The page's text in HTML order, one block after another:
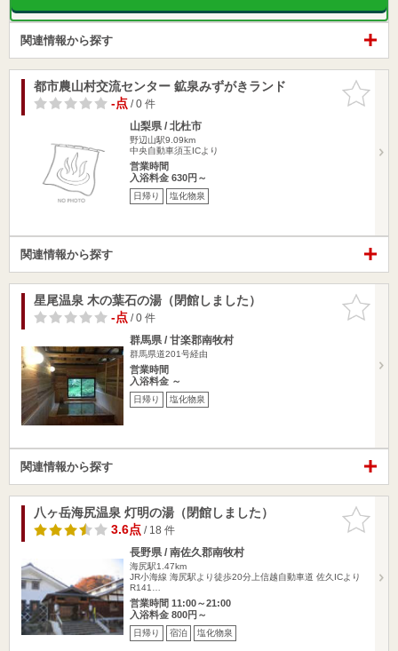
関連情報から探す
お気に入
りに追加
都市農山村交流センター 鉱泉みずがきランド
-点/ 0 件
山梨県 / 北杜市
野辺山駅9.09km
中央自動車須玉ICより
営業時間
入浴料金 630円～
日帰り 塩化物泉
関連情報から探す
お気に入
りに追加
星尾温泉 木の葉石の湯（閉館しました）
-点/ 0 件
群馬県 / 甘楽郡南牧村
群馬県道201号経由
営業時間
入浴料金 ～
日帰り 塩化物泉
関連情報から探す
お気に入
りに追加
八ヶ岳海尻温泉 灯明の湯（閉館しました）
3.6点/ 18 件
長野県 / 南佐久郡南牧村
海尻駅1.47km
JR小海線 海尻駅より徒歩20分上信越自動車道 佐久ICより
R141…
営業時間 11:00～21:00
入浴料金 800円～
日帰り 宿泊 塩化物泉